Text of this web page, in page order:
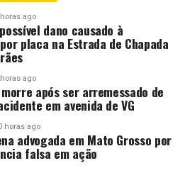
Oeste terá predomínio de
dias. As exceções ficam por
Grosso do Sul, sul de Mato
podem ocorrer pancadas
esperados para o sul de
nas regiões
o Paraguai, entre quinta (18) e
avanço de uma nova frente
ago
dano causado à
placa na Estrada de Chapada
ago
após ser arremessado de
em avenida de VG
horas ago
advogada em Mato Grosso por
falsa em ação